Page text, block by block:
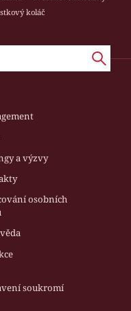
koláč
a výzvy
osobních
soukromí